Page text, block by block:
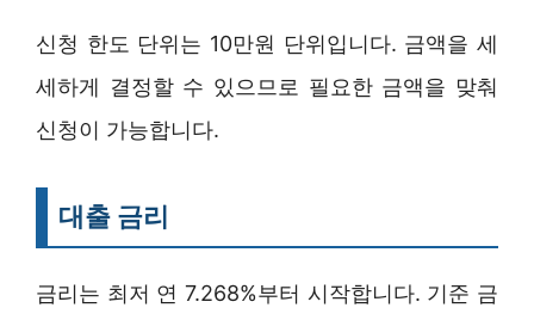
신청 한도 단위는 10만원 단위입니다. 금액을 세
세하게 결정할 수 있으므로 필요한 금액을 맞춰
신청이 가능합니다.
대출 금리
금리는 최저 연 7.268%부터 시작합니다. 기준 금